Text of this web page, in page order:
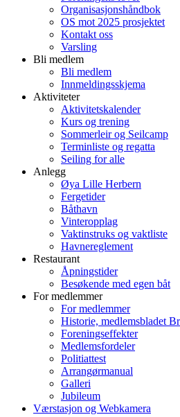
Organisasjonshåndbok
OS mot 2025 prosjektet
Kontakt oss
Varsling
Bli medlem
Bli medlem
Innmeldingsskjema
Aktiviteter
Aktivitetskalender
Kurs og trening
Sommerleir og Seilcamp
Terminliste og regatta
Seiling for alle
Anlegg
Øya Lille Herbern
Fergetider
Båthavn
Vinteropplag
Vaktinstruks og vaktliste
Havnereglement
Restaurant
Åpningstider
Besøkende med egen båt
For medlemmer
For medlemmer
Historie, medlemsbladet
Foreningseffekter
Medlemsfordeler
Politiattest
Arrangørmanual
Galleri
Jubileum
Værstasjon og Webkamera